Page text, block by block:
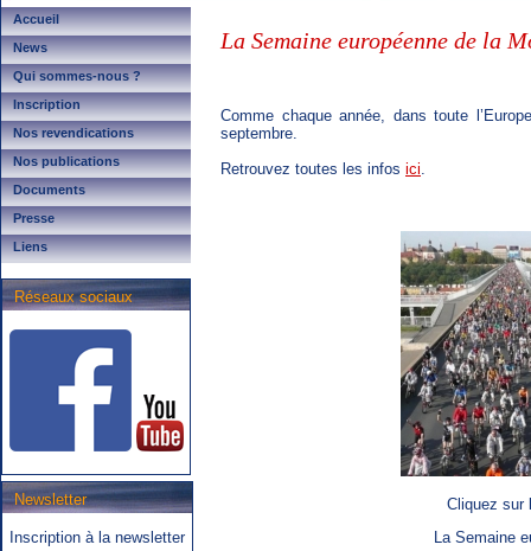
Accueil
News
Qui sommes-nous ?
Inscription
Nos revendications
Nos publications
Documents
Presse
Liens
Réseaux sociaux
Newsletter
Inscription à la newsletter
.SNCB - TEC : Système de
correspondance ARIbus.
La Semaine européenne de la
Comme chaque année, dans toute
septembre.
Retrouvez toutes les infos ici.
Cliquez sur
La Semaine